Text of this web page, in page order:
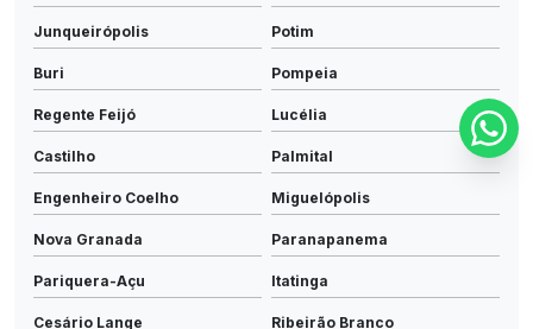
Junqueirópolis Potim
Buri Pompeia
Regente Feijó Lucélia
Castilho Palmital
Engenheiro Coelho Miguelópolis
Nova Granada Paranapanema
Pariquera-Açu Itatinga
Cesário Lange Ribeirão Branco